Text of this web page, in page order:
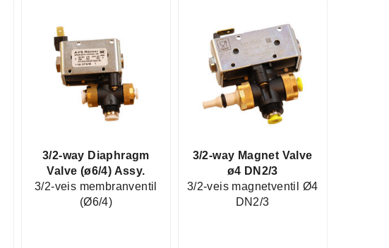
3/2-way Diaphragm
Valve (ø6/4) Assy.
3/2-veis membranventil
(Ø6/4)
3/2-way Magnet Valve
ø4 DN2/3
3/2-veis magnetventil Ø4
DN2/3